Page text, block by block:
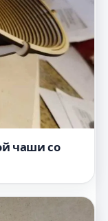
чаши со